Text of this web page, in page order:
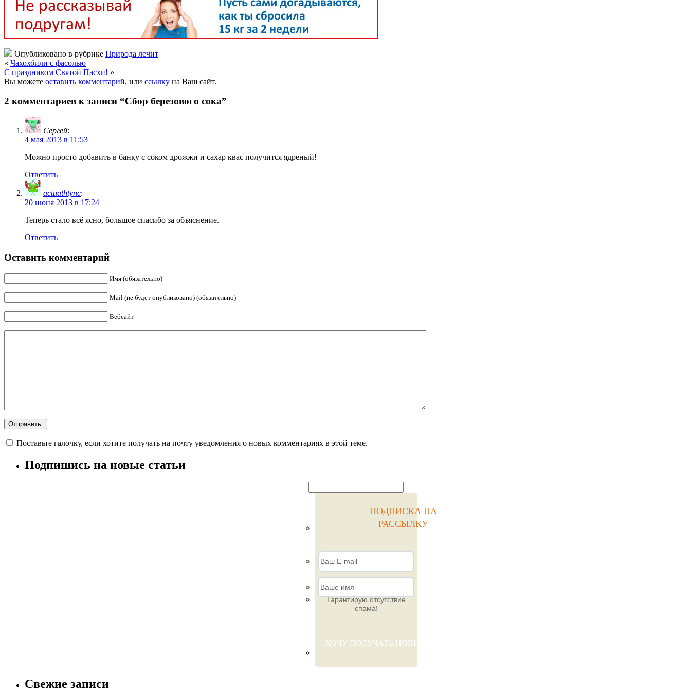
Опубликовано в рубрике Природа лечит
« Чахохбили с фасолью
С праздником Святой Пасхи! »
Вы можете оставить комментарий, или ссылку на Ваш сайт.
2 комментариев к записи “Сбор березового сока”
Сергей:
4 мая 2013 в 11:53
Можно просто добавить в банку с соком дрожжи и сахар квас получится ядреный!
Ответить
actuathtync:
20 июня 2013 в 17:24
Теперь стало всё ясно, большое спасибо за объяснение.
Ответить
Оставить комментарий
Имя (обязательно)
Mail (не будет опубликовано) (обязательно)
Вебсайт
Поставьте галочку, если хотите получать на почту уведомления о новых комментариях в этой теме.
Подпишись на новые статьи
ПОДПИСКА НА
РАССЫЛКУ
Гарантирую отсутствие
спама!
Свежие записи